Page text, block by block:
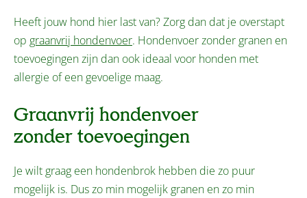
Heeft jouw hond hier last van? Zorg dan dat je overstapt
op graanvrij hondenvoer. Hondenvoer zonder granen en
toevoegingen zijn dan ook ideaal voor honden met
allergie of een gevoelige maag.
Graanvrij hondenvoer
zonder toevoegingen
Je wilt graag een hondenbrok hebben die zo puur
mogelijk is. Dus zo min mogelijk granen en zo min